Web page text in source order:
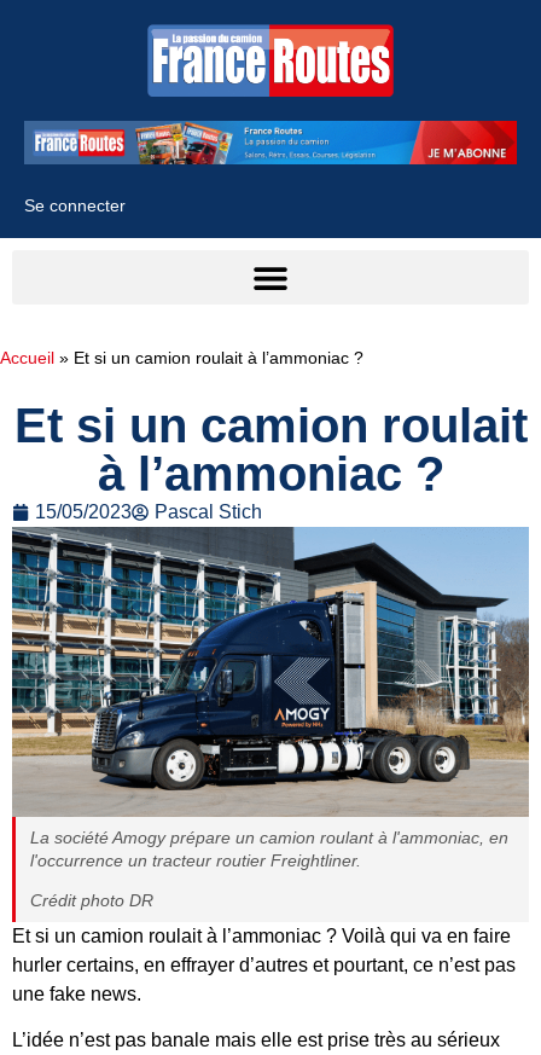
Se connecter
Accueil » Et si un camion roulait à l’ammoniac ?
Et si un camion roulait
à l’ammoniac ?
15/05/2023 Pascal Stich
La société Amogy prépare un camion roulant à l'ammoniac, en
l'occurrence un tracteur routier Freightliner.
Crédit photo DR
Et si un camion roulait à l’ammoniac ? Voilà qui va en faire
hurler certains, en effrayer d’autres et pourtant, ce n’est pas
une fake news.
L’idée n’est pas banale mais elle est prise très au sérieux